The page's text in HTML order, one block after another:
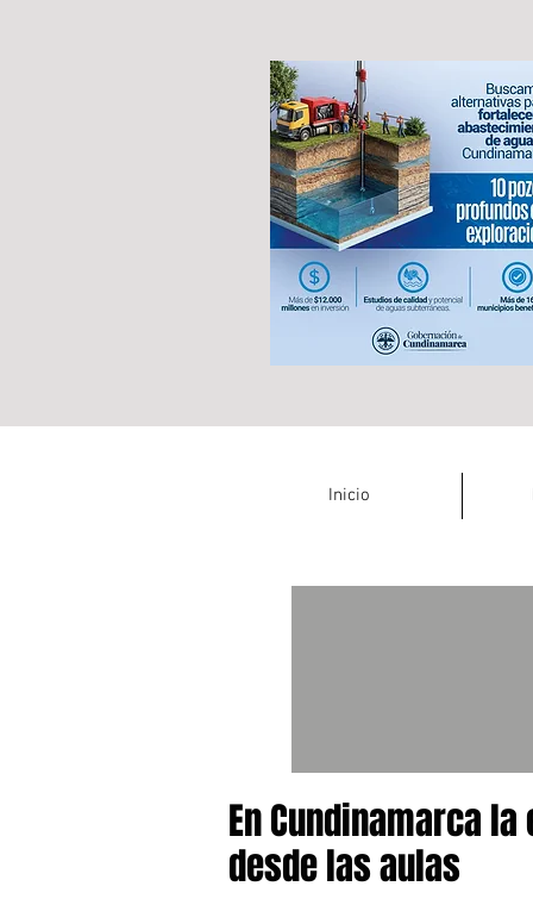
Inicio
En Cundinamarca
desde las aulas